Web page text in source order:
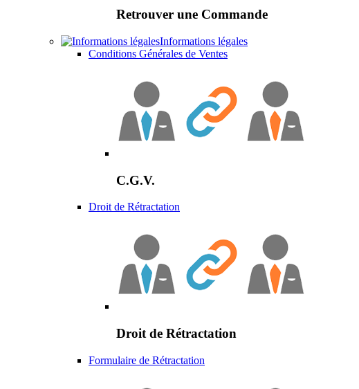
Retrouver une Commande
Informations légales
Conditions Générales de Ventes
C.G.V.
Droit de Rétractation
Droit de Rétractation
Formulaire de Rétractation